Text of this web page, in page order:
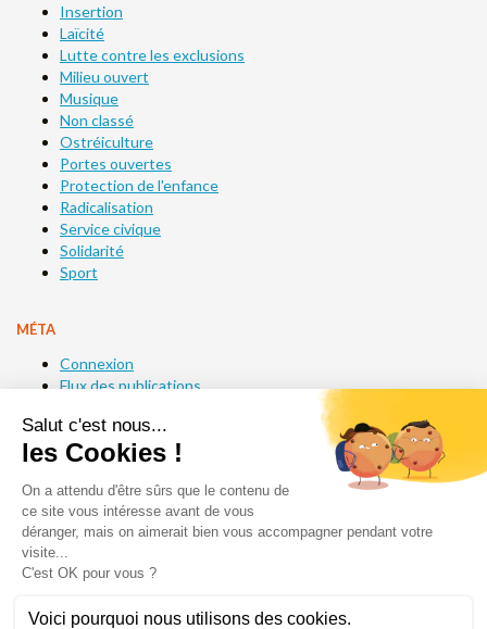
Insertion
Laïcité
Lutte contre les exclusions
Milieu ouvert
Musique
Non classé
Ostréiculture
Portes ouvertes
Protection de l'enfance
Radicalisation
Service civique
Solidarité
Sport
MÉTA
Connexion
Flux des publications
Site de WordPress-FR
Acséa
1 impasse des Ormes
CS 80070
14200 Hérouville-Saint-Clair
Fax. : 02 31 47 00 09